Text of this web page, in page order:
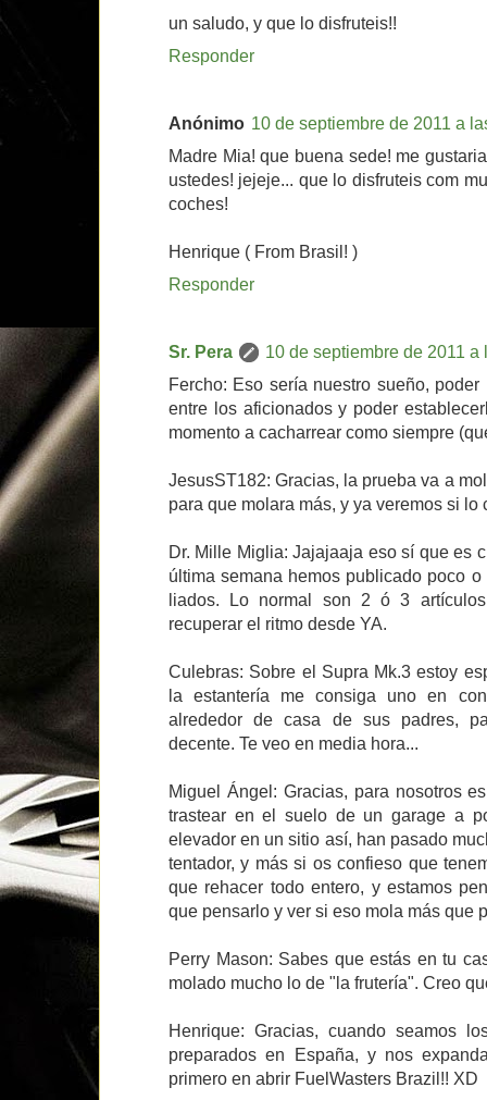
un saludo, y que lo disfruteis!!
Responder
Anónimo 10 de septiembre de 2011 a
Madre Mia! que buena sede! me
ustedes! jejeje... que lo disfruteis com
coches!
Henrique ( From Brasil! )
Responder
Sr. Pera
10 de septiembre de 2011 a
Fercho: Eso sería nuestro sueño,
entre los aficionados y poder
momento a cacharrear como siempre
JesusST182: Gracias, la prueba va a
para que molara más, y ya veremos si
Dr. Mille Miglia: Jajajaaja eso sí que es
última semana hemos publicado poco
liados. Lo normal son 2 ó 3
recuperar el ritmo desde YA.
Culebras: Sobre el Supra Mk.3 estoy
la estantería me consiga uno en
alrededor de casa de sus padres,
decente. Te veo en media hora...
Miguel Ángel: Gracias, para nosotros
trastear en el suelo de un garage a
elevador en un sitio así, han pasado
tentador, y más si os confieso que
que rehacer todo entero, y estamos
que pensarlo y ver si eso mola más que
Perry Mason: Sabes que estás en tu
molado mucho lo de "la frutería". Creo
Henrique: Gracias, cuando seamos
preparados en España, y nos
primero en abrir FuelWasters Brazil!! XD